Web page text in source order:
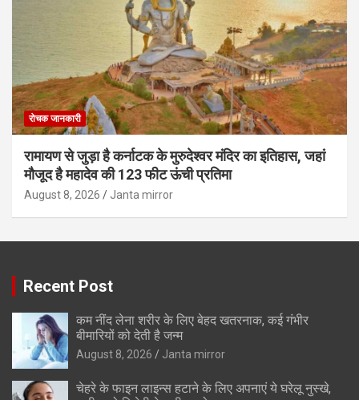
रोचक जानकारी
रामायण से जुड़ा है कर्नाटक के मुरुदेश्वर मंदिर का इतिहास, जहां
मौजूद है महादेव की 123 फीट ऊंची प्रतिमा
August 8, 2026 Janta mirror
Recent Post
कम नींद लेना शरीर के लिए बेहद खतरनाक, कई गंभीर
बीमारियों को देती है जन्म
August 8, 2026 Janta mirror
चेहरे के फाइन लाइन्स हटाने के लिए अपनाएं ये घरेलू नुस्खे,